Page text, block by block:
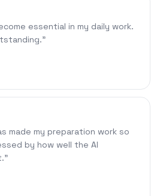
essential in my daily work.
"
made my preparation work so
by how well the AI
"